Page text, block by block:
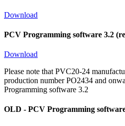
Download
PCV Programming software 3.2
Download
Please note that PVC20-24
production number PO2434 and
Programming software 3.2
OLD - PCV Programming